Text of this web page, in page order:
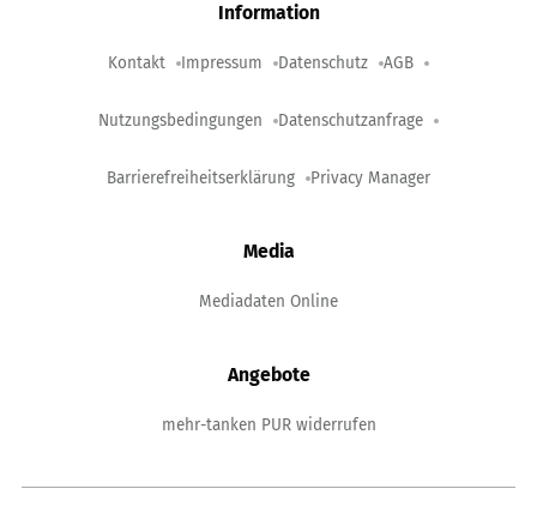
Information
Kontakt Impressum Datenschutz AGB
Nutzungsbedingungen Datenschutzanfrage
Barrierefreiheitserklärung Privacy Manager
Media
Mediadaten Online
Angebote
mehr-tanken PUR widerrufen